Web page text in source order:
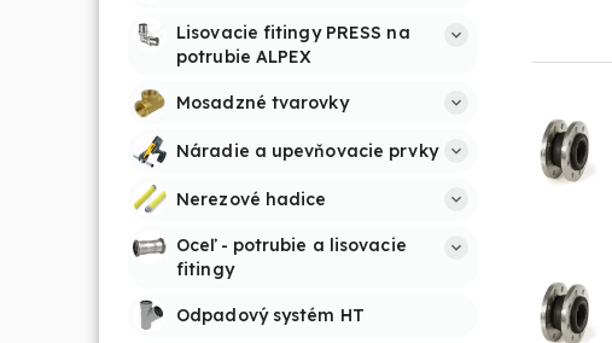
Lisovacie fitingy PRESS na
potrubie ALPEX
Mosadzné tvarovky
Náradie a upevňovacie prvky
Nerezové hadice
Oceľ - potrubie a lisovacie
fitingy
Odpadový systém HT